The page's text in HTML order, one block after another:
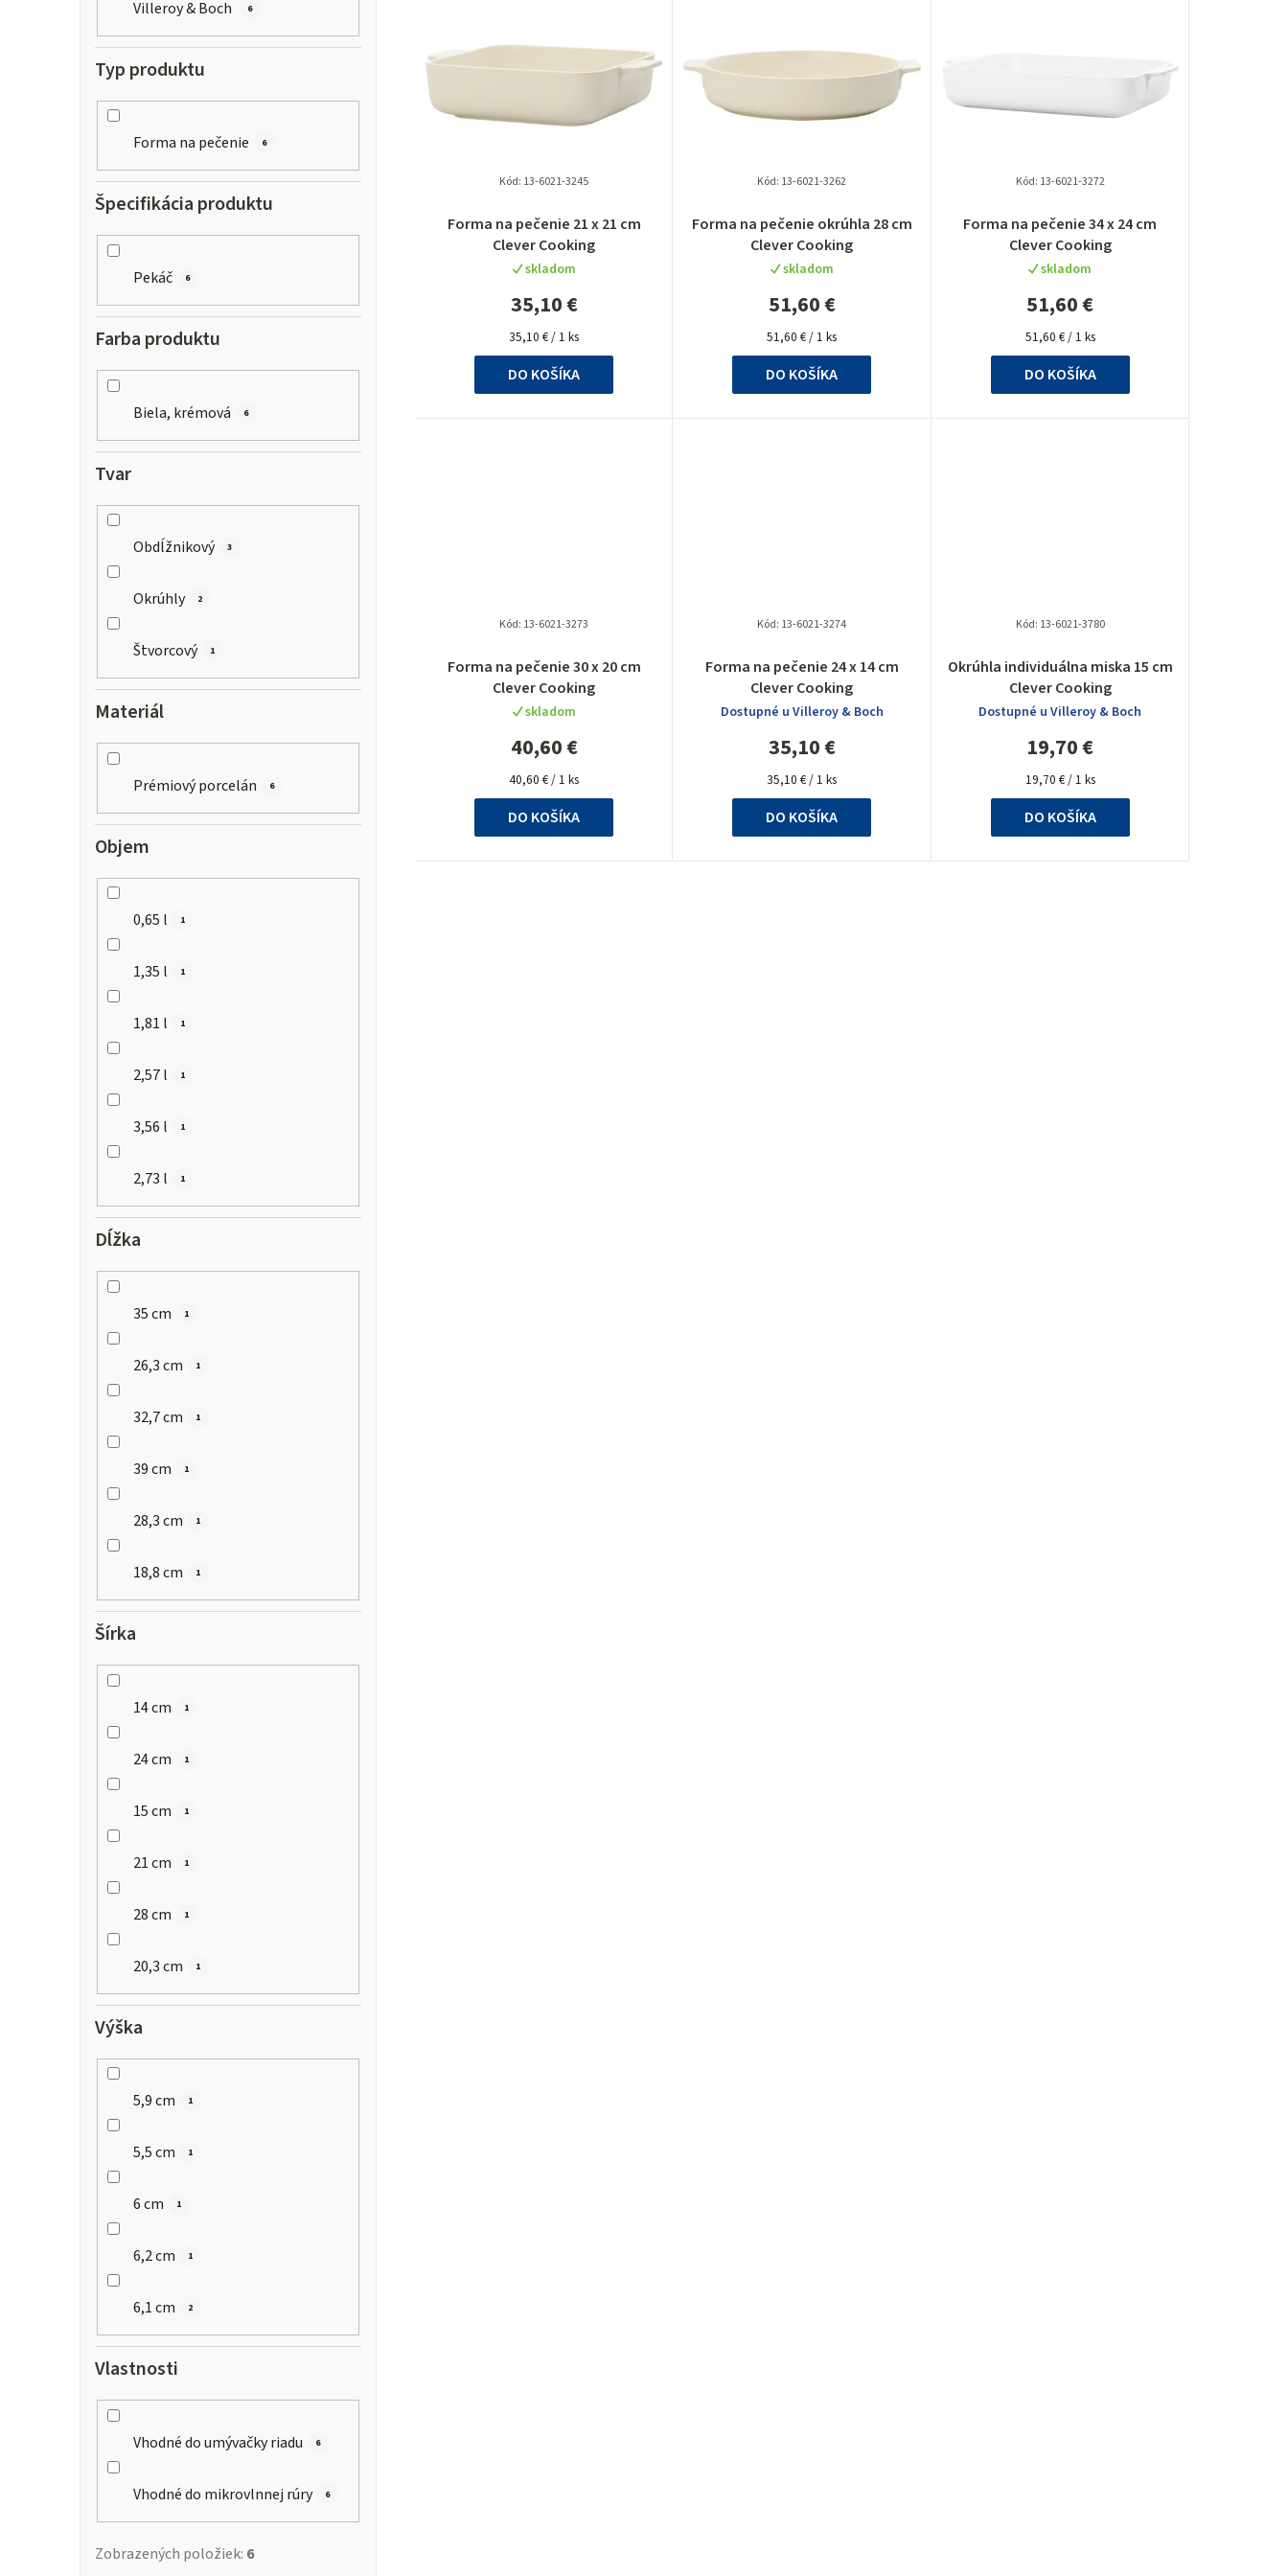
Villeroy & Boch 6
Typ produktu
Forma na pečenie 6
Špecifikácia produktu
Pekáč 6
Farba produktu
Biela, krémová 6
Tvar
Obdĺžnikový 3
Okrúhly 2
Štvorcový 1
Materiál
Prémiový porcelán 6
Objem
0,65 l 1
1,35 l 1
1,81 l 1
2,57 l 1
3,56 l 1
2,73 l 1
Dĺžka
35 cm 1
26,3 cm 1
32,7 cm 1
39 cm 1
28,3 cm 1
18,8 cm 1
Šírka
14 cm 1
24 cm 1
15 cm 1
21 cm 1
28 cm 1
20,3 cm 1
Výška
5,9 cm 1
5,5 cm 1
6 cm 1
6,2 cm 1
6,1 cm 2
Vlastnosti
Vhodné do umývačky riadu 6
Vhodné do mikrovlnnej rúry 6
Zobrazených položiek: 6
i
r
t
p
t
Forma na pečenie 21 x 21 cm
Clever Cooking
skladom
35,10 €
Jednotková
cena:
35,10 € / 1 ks
DO KOŠÍKA
Kód: 13-6021-3245
Forma na pečenie okrúhla 28 cm
Clever Cooking
skladom
51,60 €
Jednotková
cena:
51,60 € / 1 ks
DO KOŠÍKA
Kód: 13-6021-3262
Forma na pečenie 34 x 24 cm
Clever Cooking
skladom
51,60 €
Jednotková
cena:
51,60 € / 1 ks
DO KOŠÍKA
Kód: 13-6021-3272
Forma na pečenie 30 x 20 cm
Clever Cooking
hodnotenie
produktu
je
5,0
z
5
hviezdičiek.
skladom
40,60 €
Jednotková
cena:
40,60 € / 1 ks
DO KOŠÍKA
Kód: 13-6021-3273
Forma na pečenie 24 x 14 cm
Clever Cooking
Dostupné u Villeroy & Boch
35,10 €
Jednotková
cena:
35,10 € / 1 ks
DO KOŠÍKA
Kód: 13-6021-3274
Okrúhla individuálna miska 15 cm
Clever Cooking
Dostupné u Villeroy & Boch
19,70 €
Jednotková
cena:
19,70 € / 1 ks
DO KOŠÍKA
Kód: 13-6021-3780